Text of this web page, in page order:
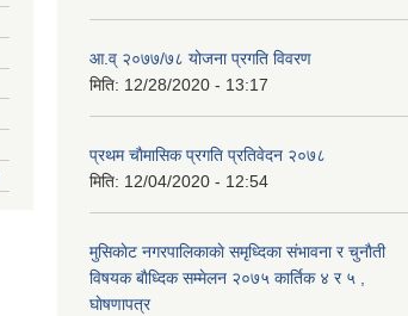
आ.व् २०७७/७८ योजना प्रगति विवरण
मिति: 12/28/2020 - 13:17
प्रथम चाैमासिक प्रगति प्रतिवेदन २०७८
मिति: 12/04/2020 - 12:54
मुसिकाेट नगरपालिकाकाे समृध्दिका संभावना र चुनाैती
विषयक बाैध्दिक सम्मेलन २०७५ कार्तिक ४ र ५ ,
घाेषणापत्र